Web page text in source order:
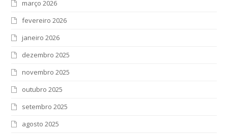
março 2026
fevereiro 2026
janeiro 2026
dezembro 2025
novembro 2025
outubro 2025
setembro 2025
agosto 2025